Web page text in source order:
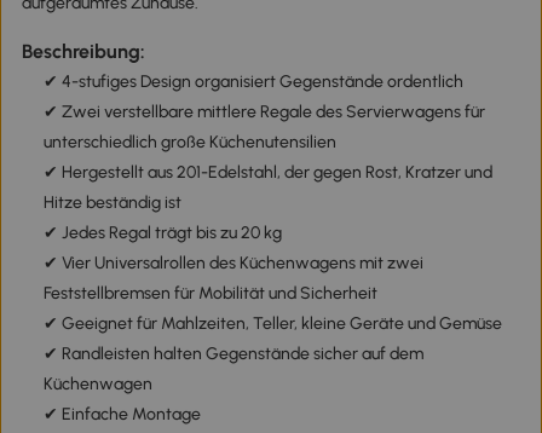
Beschreibung:
✔ 4-stufiges Design organisiert Gegenstände ordentlich
✔ Zwei verstellbare mittlere Regale des Servierwagens für
unterschiedlich große Küchenutensilien
✔ Hergestellt aus 201-Edelstahl, der gegen Rost, Kratzer und
Hitze beständig ist
✔ Jedes Regal trägt bis zu 20 kg
✔ Vier Universalrollen des Küchenwagens mit zwei
Feststellbremsen für Mobilität und Sicherheit
✔ Geeignet für Mahlzeiten, Teller, kleine Geräte und Gemüse
✔ Randleisten halten Gegenstände sicher auf dem
Küchenwagen
✔ Einfache Montage